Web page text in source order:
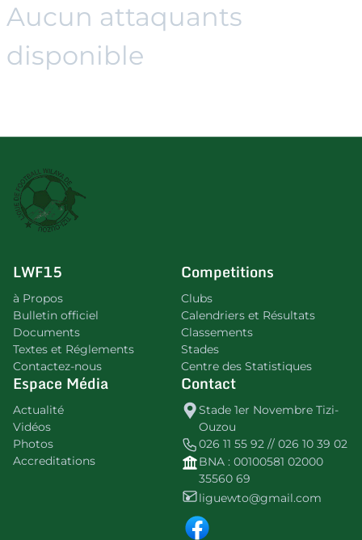
Aucun attaquants
disponible
LWF15
à Propos
Bulletin officiel
Documents
Textes et Réglements
Contactez-nous
Competitions
Clubs
Calendriers et Résultats
Classements
Stades
Centre des Statistiques
Espace Média
Actualité
Vidéos
Photos
Accreditations
Contact
Stade 1er Novembre Tizi-
Ouzou
026 11 55 92 // 026 10 39 02
BNA : 00100581 02000
35560 69
liguewto@gmail.com